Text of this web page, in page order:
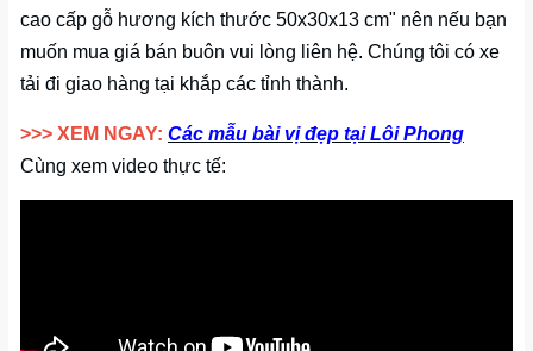
cao cấp gỗ hương kích thước 50x30x13 cm" nên nếu bạn
muốn mua giá bán buôn vui lòng liên hệ. Chúng tôi có xe
tải đi giao hàng tại khắp các tỉnh thành.
>>> XEM NGAY: Các mẫu bài vị đẹp tại Lôi Phong
Cùng xem video thực tế: